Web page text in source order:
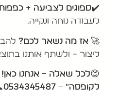
✔️ספוגים לצביעה + כפפות
לעבודה נוחה ונקייה.
🚀 אז מה נשאר לכם?
ליצור – ולשתף אותנו
😊לכל שאלה – אנחנו כאן!
לקופסה" –
0534345487